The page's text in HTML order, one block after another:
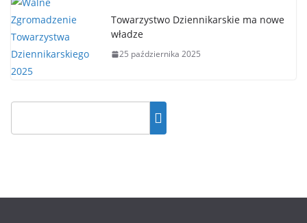
Towarzystwo Dziennikarskie ma nowe
władze
25 października 2025